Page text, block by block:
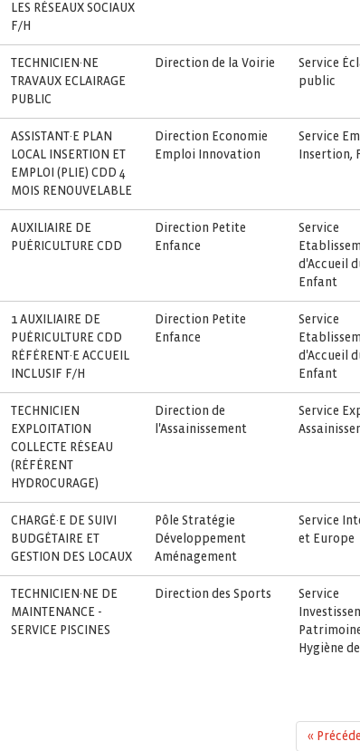
LES RÉSEAUX SOCIAUX
F/H
TECHNICIEN·NE
TRAVAUX ECLAIRAGE
PUBLIC
Direction de la Voirie
Service
public
ASSISTANT·E PLAN
LOCAL INSERTION ET
EMPLOI (PLIE) CDD 4
MOIS RENOUVELABLE
Direction Economie
Emploi Innovation
Service
Insertion,
AUXILIAIRE DE
PUÉRICULTURE CDD
Direction Petite
Enfance
Service
d'Accueil
Enfant
1 AUXILIAIRE DE
PUÉRICULTURE CDD
RÉFÉRENT·E ACCUEIL
INCLUSIF F/H
Direction Petite
Enfance
Service
d'Accueil
Enfant
TECHNICIEN
EXPLOITATION
COLLECTE RÉSEAU
(RÉFÉRENT
HYDROCURAGE)
Direction de
l'Assainissement
Service
CHARGÉ·E DE SUIVI
BUDGÉTAIRE ET
GESTION DES LOCAUX
Pôle Stratégie
Développement
Aménagement
Service
et Europe
TECHNICIEN·NE DE
MAINTENANCE -
SERVICE PISCINES
Direction des Sports
Service
Hygiène
«